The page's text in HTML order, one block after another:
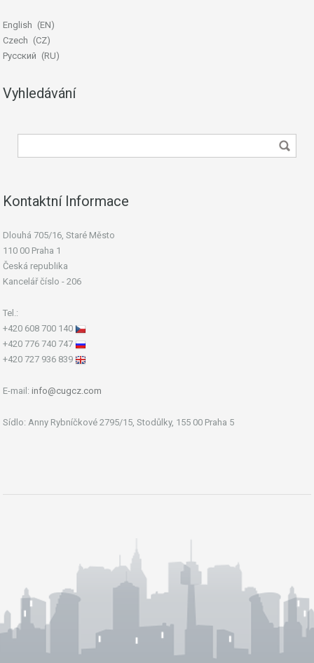
English
EN
Czech
CZ
Русский
RU
Vyhledávání
Kontaktní Informace
Dlouhá 705/16, Staré Město
110 00 Praha 1
Česká republika
Kancelář číslo - 206
Tel.:
+420 608 700 140
+420 776 740 747
+420 727 936 839
E-mail: info@cugcz.com
Sídlo: Anny Rybníčkové 2795/15, Stodůlky, 155 00 Praha 5